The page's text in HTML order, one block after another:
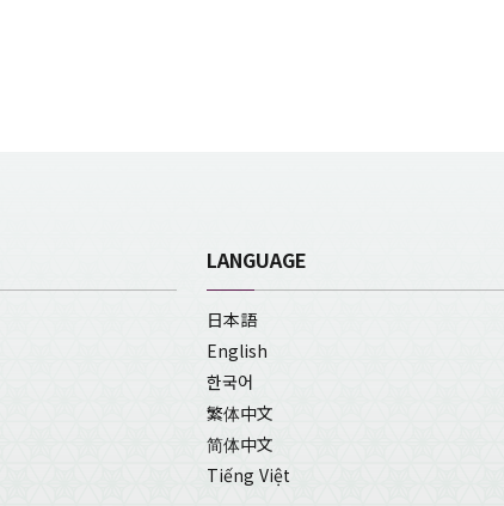
LANGUAGE
日本語
English
한국어
繁体中文
简体中文
Tiếng Việt